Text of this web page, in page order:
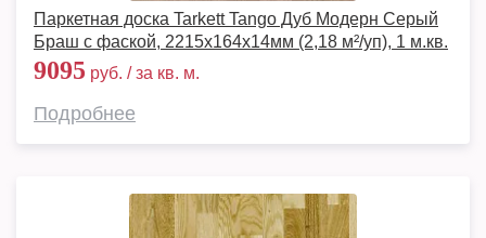
Паркетная доска Tarkett Tango Дуб Модерн Серый
Браш с фаской, 2215х164х14мм (2,18 м²/уп), 1 м.кв.
9095 руб. / за кв. м.
Подробнее